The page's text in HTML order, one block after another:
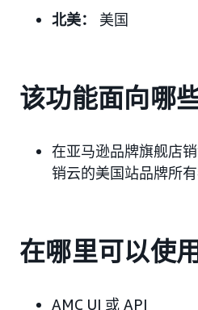
北美： 美国
该功能面向哪
在亚马逊品牌旗舰店
销云的美国站品牌所
在哪里可以使
AMC UI 或 API